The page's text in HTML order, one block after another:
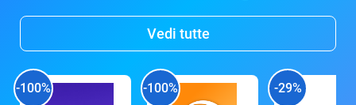
Vedi tutte
-100% -100% -29%